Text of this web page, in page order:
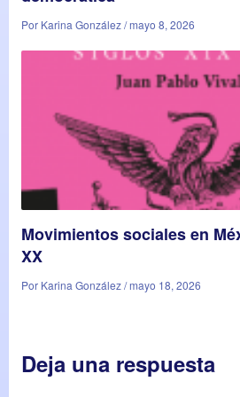
Por Karina González / mayo 8, 2026
Movimientos sociales en
XX
Por Karina González / mayo 18, 2026
Deja una respuesta